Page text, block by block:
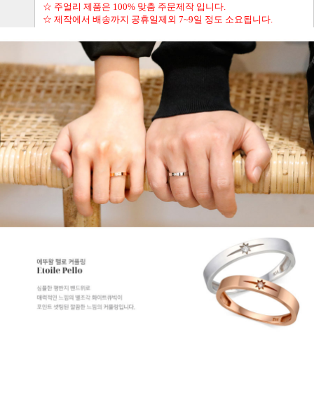
☆ 주얼리 제품은 100% 맞춤 주문제작 입니다.
☆ 제작에서 배송까지 공휴일제외 7~9일 정도 소요됩니다.